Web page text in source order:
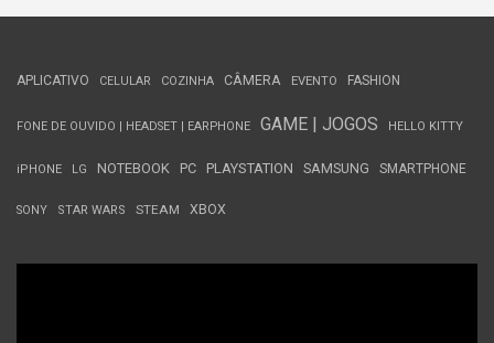
APLICATIVO CELULAR COZINHA CÂMERA EVENTO FASHION
FONE DE OUVIDO | HEADSET | EARPHONE GAME | JOGOS HELLO KITTY
iPHONE LG NOTEBOOK PC PLAYSTATION SAMSUNG SMARTPHONE
SONY STAR WARS STEAM XBOX